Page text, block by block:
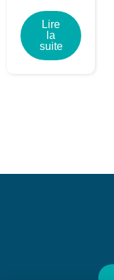
Lire
la
suite